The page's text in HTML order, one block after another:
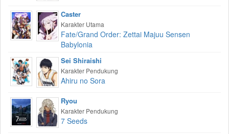
Caster
Karakter Utama
Fate/Grand Order: Zettai Majuu Sensen
Babylonia
Sei Shiraishi
Karakter Pendukung
Ahiru no Sora
Ryou
Karakter Pendukung
7 Seeds